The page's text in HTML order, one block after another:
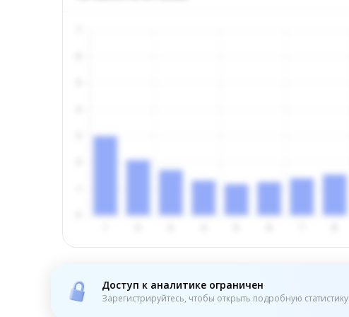
Доступ к аналитике ограничен
Зарегистрируйтесь, чтобы открыть подробную статистику